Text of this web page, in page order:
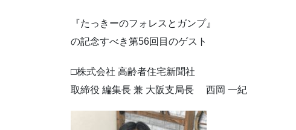
『たっきーのフォレスとガンプ』
の記念すべき第56回目のゲスト
□株式会社 高齢者住宅新聞社
取締役 編集長 兼 大阪支局長 西岡 一紀